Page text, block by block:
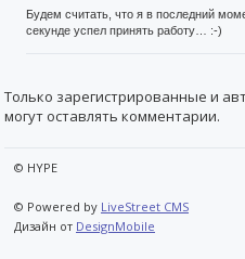
Будем считать, что я в последний
секунде успел принять работу… :-)
Только зарегистрированные и
могут оставлять комментарии.
© HYPE
© Powered by LiveStreet CMS
Дизайн от DesignMobile